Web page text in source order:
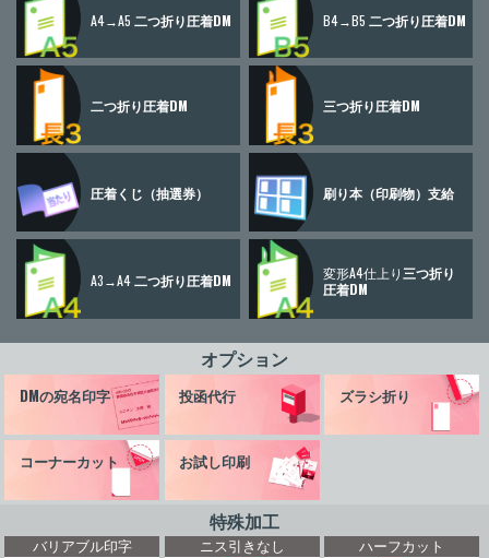
A4→A5 二つ折り圧着DM B4→B5 二つ折り圧着DM
二つ折り圧着DM 三つ折り圧着DM
圧着くじ （抽選券） 刷り本（印刷物） 支給
A3→A4二つ折り圧着DM 変形A4仕上り 三つ折り
圧着DM
オプション
DMの宛名印字 投函代行 ズラシ折り
コーナーカット お試し印刷
特殊加工
バリアブル印字 ニス引きなし ハーフカット